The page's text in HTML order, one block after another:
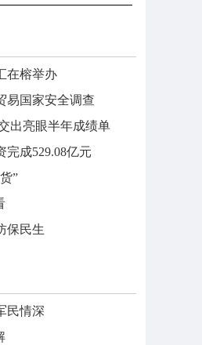
在榕举办
易国家安全调查
出亮眼半年成绩单
完成529.08亿元
”
保民生
民情深